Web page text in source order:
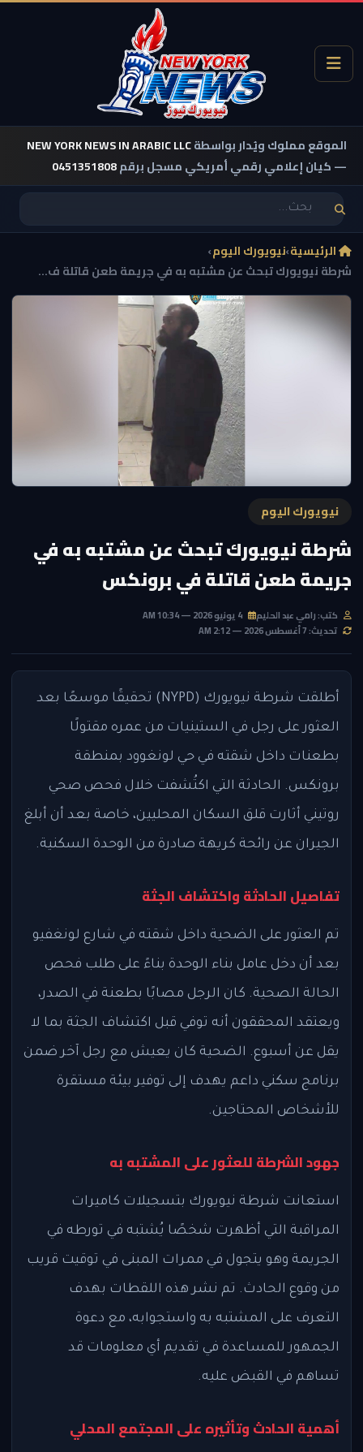
الموقع مملوك ويُدار بواسطةNEW YORK NEWS IN ARABIC LLC
— كيان إعلامي رقمي أمريكي مسجل برقم0451351808
الرئيسية›نيويورك اليوم›
شرطة نيويورك تبحث عن مشتبه به في جريمة طعن قاتلة ف...
نيويورك اليوم
شرطة نيويورك تبحث عن مشتبه به في
جريمة طعن قاتلة في برونكس
كتب: رامي عبد الحليم
تحديث: 7 أغسطس 2026 — 2:12 AM
أطلقت شرطة نيويورك (NYPD) تحقيقًا موسعًا بعد
العثور على رجل في الستينيات من عمره مقتولًا
بطعنات داخل شقته في حي لونغوود بمنطقة
برونكس. الحادثة التي اكتُشفت خلال فحص صحي
روتيني أثارت قلق السكان المحليين، خاصة بعد أن أبلغ
الجيران عن رائحة كريهة صادرة من الوحدة السكنية.
تفاصيل الحادثة واكتشاف الجثة
تم العثور على الضحية داخل شقته في شارع لونغفيو
بعد أن دخل عامل بناء الوحدة بناءً على طلب فحص
الحالة الصحية. كان الرجل مصابًا بطعنة في الصدر،
ويعتقد المحققون أنه توفي قبل اكتشاف الجثة بما لا
يقل عن أسبوع. الضحية كان يعيش مع رجل آخر ضمن
برنامج سكني داعم يهدف إلى توفير بيئة مستقرة
للأشخاص المحتاجين.
جهود الشرطة للعثور على المشتبه به
استعانت شرطة نيويورك بتسجيلات كاميرات
المراقبة التي أظهرت شخصًا يُشتبه في تورطه في
الجريمة وهو يتجول في ممرات المبنى في توقيت قريب
من وقوع الحادث. تم نشر هذه اللقطات بهدف
التعرف على المشتبه به واستجوابه، مع دعوة
الجمهور للمساعدة في تقديم أي معلومات قد
تساهم في القبض عليه.
أهمية الحادث وتأثيره على المجتمع المحلي